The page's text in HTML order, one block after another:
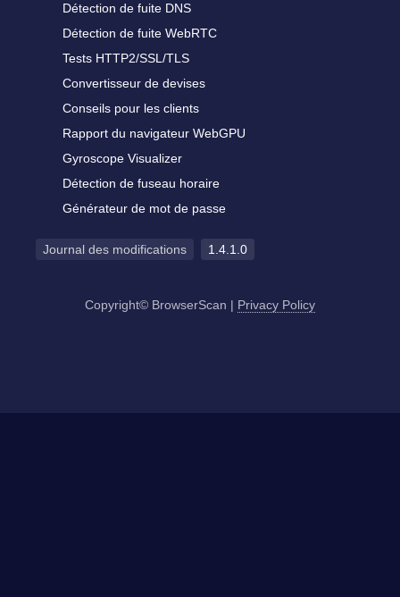
Détection de fuite DNS
Détection de fuite WebRTC
Tests HTTP2/SSL/TLS
Convertisseur de devises
Conseils pour les clients
Rapport du navigateur WebGPU
Gyroscope Visualizer
Détection de fuseau horaire
Générateur de mot de passe
Journal des modifications 1.4.1.0
Copyright© BrowserScan | Privacy Policy